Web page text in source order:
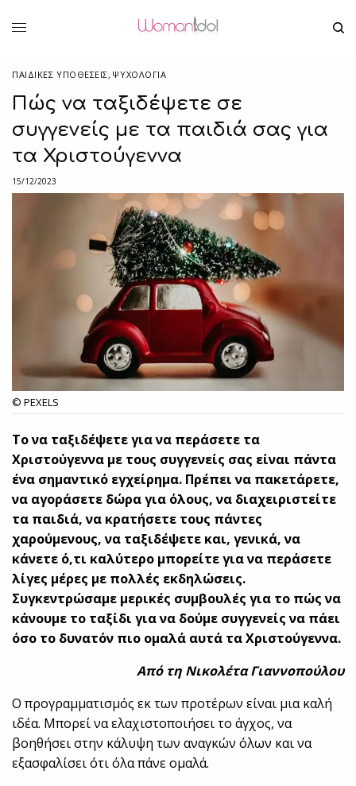
ΠΑΙΔΙΚΈΣ ΥΠΟΘΈΣΕΙΣ, ΨΥΧΟΛΟΓΙΑ
Πώς να ταξιδέψετε σε
συγγενείς με τα παιδιά σας για
τα Χριστούγεννα
15/12/2023
© PEXELS
Το να ταξιδέψετε για να περάσετε τα
Χριστούγεννα με τους συγγενείς σας είναι πάντα
ένα σημαντικό εγχείρημα. Πρέπει να πακετάρετε,
να αγοράσετε δώρα για όλους, να διαχειριστείτε
τα παιδιά, να κρατήσετε τους πάντες
χαρούμενους, να ταξιδέψετε και, γενικά, να
κάνετε ό,τι καλύτερο μπορείτε για να περάσετε
λίγες μέρες με πολλές εκδηλώσεις.
Συγκεντρώσαμε μερικές συμβουλές για το πώς να
κάνουμε το ταξίδι για να δούμε συγγενείς να πάει
όσο το δυνατόν πιο ομαλά αυτά τα Χριστούγεννα.
Από τη Νικολέτα Γιαννοπούλου
Ο προγραμματισμός εκ των προτέρων είναι μια καλή
ιδέα. Μπορεί να ελαχιστοποιήσει το άγχος, να
βοηθήσει στην κάλυψη των αναγκών όλων και να
εξασφαλίσει ότι όλα πάνε ομαλά.